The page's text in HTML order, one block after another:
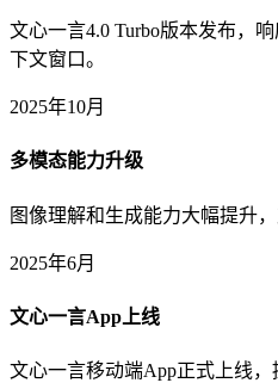
文心一言4.0 Turbo版本发布，
下文窗口。
2025年10月
多模态能力升级
图像理解和生成能力大幅提升
2025年6月
文心一言App上线
文心一言移动端App正式上线，